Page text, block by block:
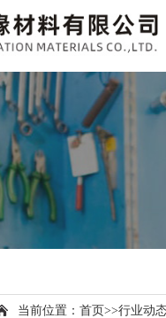
当前位置： 首页>>行业动